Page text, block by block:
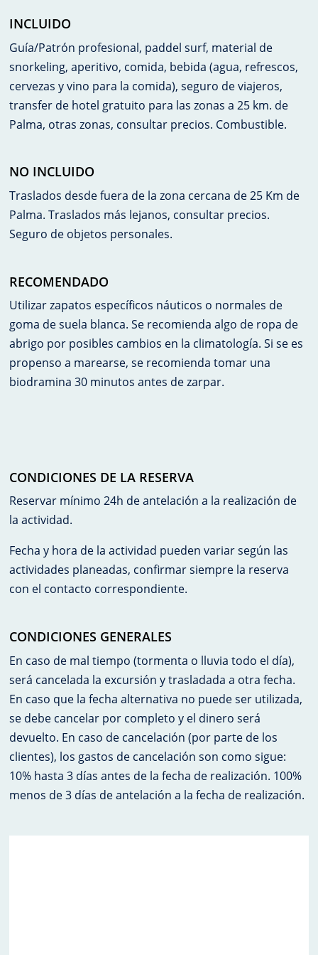
INCLUIDO
Guía/Patrón profesional, paddel surf, material de
snorkeling, aperitivo, comida, bebida (agua, refrescos,
cervezas y vino para la comida), seguro de viajeros,
transfer de hotel gratuito para las zonas a 25 km. de
Palma, otras zonas, consultar precios. Combustible.
NO INCLUIDO
Traslados desde fuera de la zona cercana de 25 Km de
Palma. Traslados más lejanos, consultar precios.
Seguro de objetos personales.
RECOMENDADO
Utilizar zapatos específicos náuticos o normales de
goma de suela blanca. Se recomienda algo de ropa de
abrigo por posibles cambios en la climatología. Si se es
propenso a marearse, se recomienda tomar una
biodramina 30 minutos antes de zarpar.
CONDICIONES DE LA RESERVA
Reservar mínimo 24h de antelación a la realización de
la actividad.
Fecha y hora de la actividad pueden variar según las
actividades planeadas, confirmar siempre la reserva
con el contacto correspondiente.
CONDICIONES GENERALES
En caso de mal tiempo (tormenta o lluvia todo el día),
será cancelada la excursión y trasladada a otra fecha.
En caso que la fecha alternativa no puede ser utilizada,
se debe cancelar por completo y el dinero será
devuelto. En caso de cancelación (por parte de los
clientes), los gastos de cancelación son como sigue:
10% hasta 3 días antes de la fecha de realización. 100%
menos de 3 días de antelación a la fecha de realización.